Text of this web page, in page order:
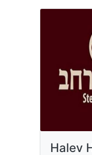
Halev